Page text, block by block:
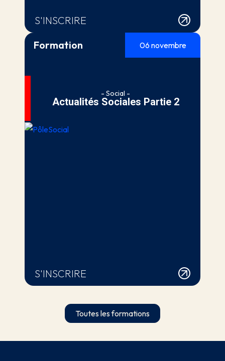
S'INSCRIRE
Formation
06 novembre
- Social -
Actualités Sociales Partie 2
S'INSCRIRE
Toutes les formations